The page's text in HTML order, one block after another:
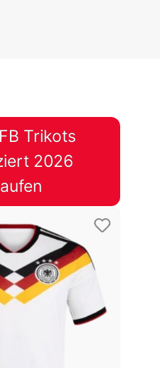
Trikots
2026